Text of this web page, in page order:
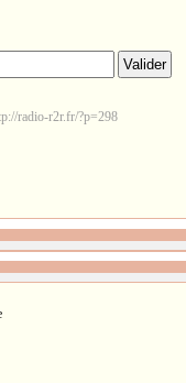
radio-r2r.fr/?p=298